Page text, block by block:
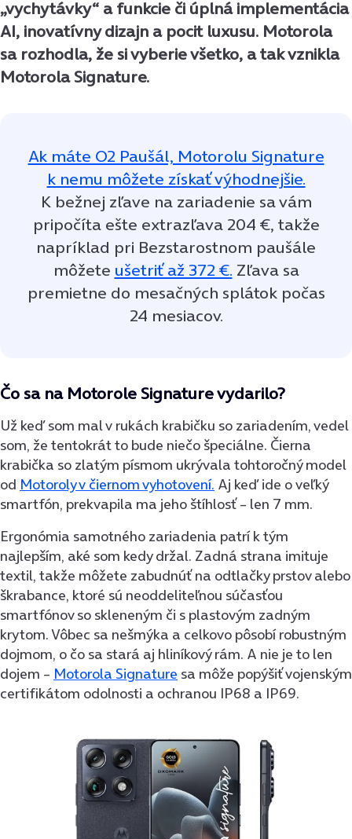
„vychytávky“ a funkcie či úplná implementácia
AI, inovatívny dizajn a pocit luxusu. Motorola
sa rozhodla, že si vyberie všetko, a tak vznikla
Motorola Signature.
Ak máte O2 Paušál, Motorolu Signature
k nemu môžete získať výhodnejšie.
K bežnej zľave na zariadenie sa vám
pripočíta ešte extrazľava 204 €, takže
napríklad pri Bezstarostnom paušále
môžete ušetriť až 372 €. Zľava sa
premietne do mesačných splátok počas
24 mesiacov.
Čo sa na Motorole Signature vydarilo?
Už keď som mal v rukách krabičku so zariadením, vedel
som, že tentokrát to bude niečo špeciálne. Čierna
krabička so zlatým písmom ukrývala tohtoročný model
od Motoroly v čiernom vyhotovení. Aj keď ide o veľký
smartfón, prekvapila ma jeho štíhlosť – len 7 mm.
Ergonómia samotného zariadenia patrí k tým
najlepším, aké som kedy držal. Zadná strana imituje
textil, takže môžete zabudnúť na odtlačky prstov alebo
škrabance, ktoré sú neoddeliteľnou súčasťou
smartfónov so skleneným či s plastovým zadným
krytom. Vôbec sa nešmýka a celkovo pôsobí robustným
dojmom, o čo sa stará aj hliníkový rám. A nie je to len
dojem – Motorola Signature sa môže popýšiť vojenským
certifikátom odolnosti a ochranou IP68 a IP69.